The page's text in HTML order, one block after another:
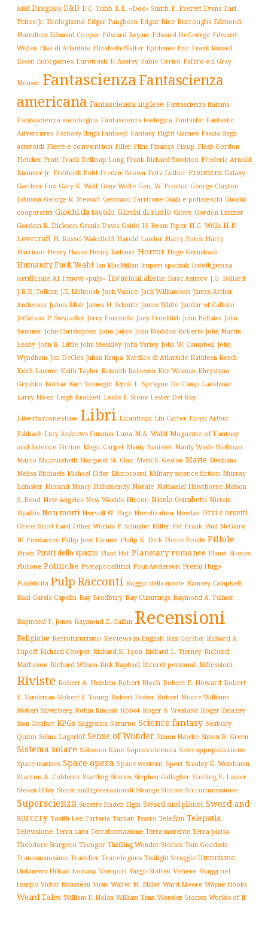
and Dragons D&D E.C. Tubb E.E. «Doc» Smith E. Everett Evans Earl
Peirce Jr. Ecologismo Edgar Pangborn Edgar Rice Burroughs Edmond
Hamilton Edmund Cooper Edward Bryant Edward DeGeorge Edward
Wellen Elak di Atlantide Elizabeth Walter Epidemie Eric Frank Russell
Essen Eurogames Eurotrash F. Anstey Fabio Orrico Fafhrd e il Gray
Mouser FantascienzaFantascienza
americana Fantascienza inglese Fantascienza italiana
Fantascienza sociologica Fantascienza teologica Fantastic Fantastic
Adventures Fantasy (high fantasy) Fantasy Flight Games Fascia degli
asteroidi Fiere e convention Filler Film Finanza Fixup Flash Gordon
Fletcher Pratt Frank Belknap Long Frank Richard Stockton Frederic Arnold
Kummer Jr. Frederik Pohl Fredric Brown Fritz Leiber Frontiera Galaxy
Gardner Fox Gary K. Wolf Gene Wolfe Geo. W. Proctor George Clayton
Johnson George R. Stewart Germano Tarricone Gialli e polizieschi Giochi
cooperativi Giochi da tavolo Giochi di ruolo Giove Gordon Linzner
Gordon R. Dickson Grania Davis Guide H. Beam Piper H.G. Wells H.P.
Lovecraft H. Russel Wakefield Harold Lawlor Harry Bates Harry
Harrison Henry Hasse Henry Kuttner Horror Hugo Gernsback
Humanity Fuck Yeah! Ian MacMillan Imperi spaziali Intelligenza
artificiale AI I nuovi «pulp» Invasioni aliene Isaac Asimov J.G. Ballard
J.R.R. Tolkien J.T. McIntosh Jack Vance Jack Williamson James Arthur
Anderson James Blish James H. Schmitz James White Jandar of Callisto
Jefferson P. Swycaffer Jerry Pournelle Joey Froehlich John Bellairs John
Brunner John Christopher John Jakes John Maddox Roberts John Martin
Leahy John R. Little John Steakley John Varley John W. Campbell John
Wyndham Jon DeCles Julian Krupa Kardios di Atlantide Kathleen Resch
Keith Laumer Keith Taylor Kenneth Robeson Ken Wisman Khrystyna
Gryshko Kothar Kurt Vonnegut Kyrik L. Sprague De Camp Lankhmar
Larry Niven Leigh Brackett Leslie F. Stone Lester Del Rey
Libertarianesimo Libri Licantropi Lin Carter Lloyd Arthur
Eshbach Lucy Andrews Cummin Luna M.A. Wahil Magazine of Fantasy
and Science Fiction Magic Carpet Manly Banister Manly Wade Wellman
Marco Mazzucchelli Margaret St. Clair Mark S. Geston Marte Medicina
Melisa Michaels Michael Elder Microcosmi Military science fiction Murray
Leinster Mutanti Nancy Etchemendy Natale Nathaniel Hawthorne Nelson
S. Bond New Angeles New Worlds Niccon Nicola Gambetti Nictzin
Dyalhis Non morti Norvell W. Page Novelization Nowlan Orsi e orsetti
Orson Scott Card Other Worlds P. Schuyler Miller Pat Frank Paul McGuire
III Pendarves Philip José Farmer Philip K. Dick Pierre Boulle Pillole
Pirati Pirati dello spazio Plaid Hat Planetary romance Planet Stories
Plutone Politiche Postapocalittici Poul Anderson Premi Hugo
Pubblicità Pulp Racconti Raggio della morte Ramsey Campbell
Raul Garcia Capella Ray Bradbury Ray Cummings Raymond A. Palmer
Raymond F. Jones Raymond Z. Gallun Recensioni
Religione Retrofuturismo Reviews in English Rex Gordon Richard A.
Lupoff Richard Cowper Richard K. Lyon Richard L. Tierney Richard
Matheson Richard Wilson Rick Raphael Ricordi personali Riflessioni
Riviste Robert A. Heinlein Robert Bloch Robert E. Howard Robert
E. Vardeman Robert F. Young Robert Fester Robert Moore Williams
Robert Silverberg Robin Kincaid Robot Roger S. Vreeland Roger Zelazny
Ron Goulart RPGs Saggistica Saturno Science fantasy Seabury
Quinn Selma Lagerlöf Sense of Wonder Simon Hawke Simon R. Green
Sistema solare Solomon Kane Sopravvivenza Sovrappopolazione
Space marines Space opera Space western Sport Stanley G. Weinbaum
Stanton A. Coblentz Startling Stories Stephen Gallagher Sterling E. Lanier
Steven Utley Storie multigenerazionali Strange Stories Su commissione
Superscienza Suzette Haden Elgin Sword and planet Sword and
sorcery Tanith Lee Tartaria Tarzan Teatro Telefilm Telepatia
Televisione Terra cava Terraformazione Terra morente Terra piatta
Theodore Sturgeon Thongor Thrilling Wonder Stories Tom Goodwin
Transumanesimo Traveller Travelogues Twilight Struggle Umorismo
Unknown Urban fantasy Vampiri Vargo Statten Venere Viaggi nel
tempo Victor Rousseau Virus Walter M. Miller Ward Moore Wayne Hooks
Weird Tales William F. Nolan William Tenn Wonder Stories Worlds of If